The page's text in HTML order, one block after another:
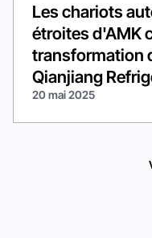
Les chariots
étroites d'AMK
transformation
Qianjiang
20 mai 2025